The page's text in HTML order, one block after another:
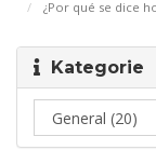
¿Por qué se dice
Kategorie